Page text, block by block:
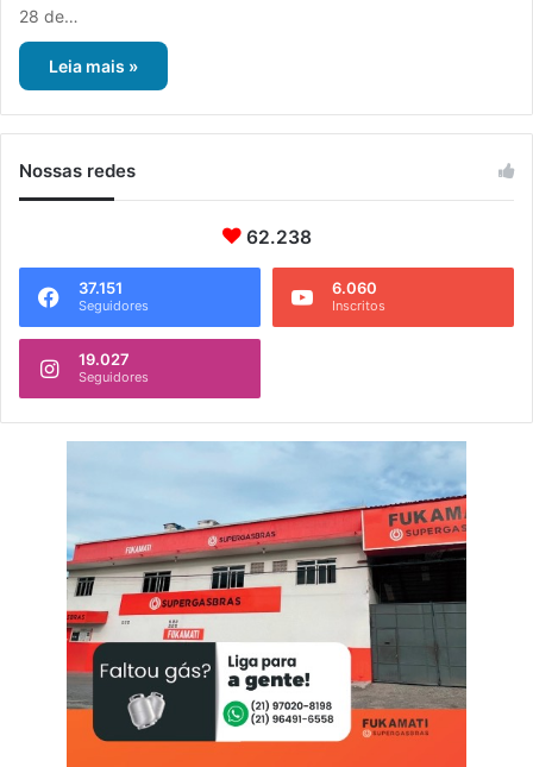
28 de…
Leia mais »
Nossas redes
62.238
37.151
Seguidores
6.060
Inscritos
19.027
Seguidores